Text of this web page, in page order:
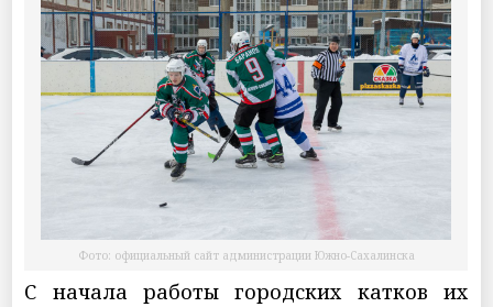
Фото: официальный сайт администрации Южно-Сахалинска
С начала работы городских катков их